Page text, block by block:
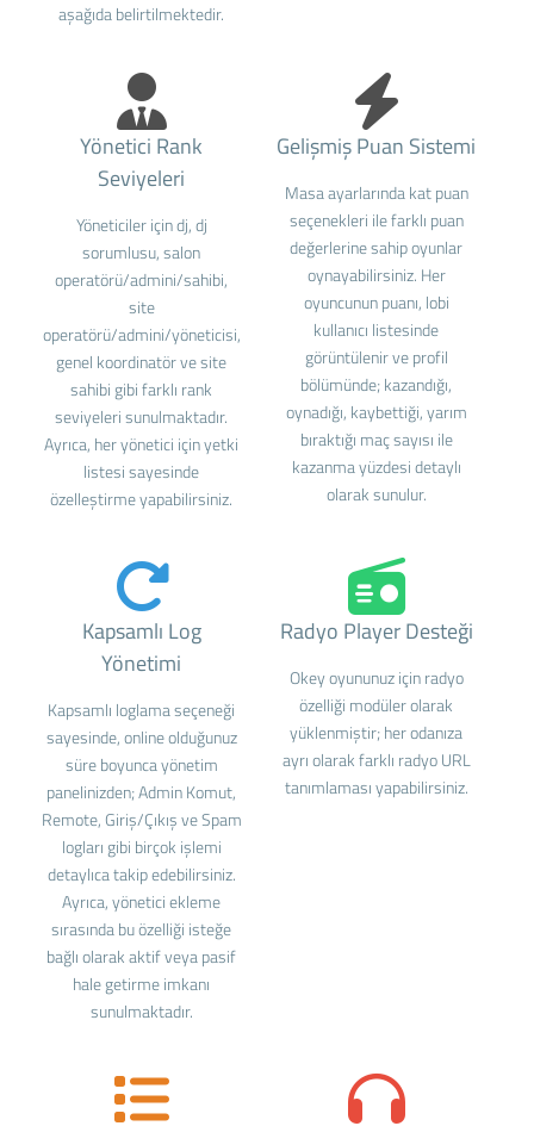
aşağıda belirtilmektedir.
Yönetici Rank
Seviyeleri
Yöneticiler için dj, dj
sorumlusu, salon
operatörü/admini/sahibi,
site
operatörü/admini/yöneticisi,
genel koordinatör ve site
sahibi gibi farklı rank
seviyeleri sunulmaktadır.
Ayrıca, her yönetici için yetki
listesi sayesinde
özelleştirme yapabilirsiniz.
Gelişmiş Puan Sistemi
Masa ayarlarında kat puan
seçenekleri ile farklı puan
değerlerine sahip oyunlar
oynayabilirsiniz. Her
oyuncunun puanı, lobi
kullanıcı listesinde
görüntülenir ve profil
bölümünde; kazandığı,
oynadığı, kaybettiği, yarım
bıraktığı maç sayısı ile
kazanma yüzdesi detaylı
olarak sunulur.
Kapsamlı Log
Yönetimi
Kapsamlı loglama seçeneği
sayesinde, online olduğunuz
süre boyunca yönetim
panelinizden; Admin Komut,
Remote, Giriş/Çıkış ve Spam
logları gibi birçok işlemi
detaylıca takip edebilirsiniz.
Ayrıca, yönetici ekleme
sırasında bu özelliği isteğe
bağlı olarak aktif veya pasif
hale getirme imkanı
sunulmaktadır.
Radyo Player Desteği
Okey oyununuz için radyo
özelliği modüler olarak
yüklenmiştir; her odanıza
ayrı olarak farklı radyo URL
tanımlaması yapabilirsiniz.